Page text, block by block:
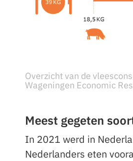
Overzicht van de
Wageningen Economic
Meest gegeten
In 2021 werd in
Nederlanders eten